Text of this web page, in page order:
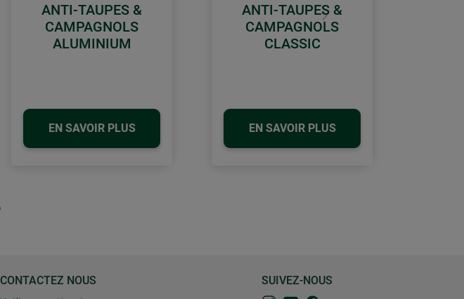
ANTI-TAUPES &
CAMPAGNOLS
ALUMINIUM
EN SAVOIR PLUS
ANTI-TAUPES &
CAMPAGNOLS
CLASSIC
EN SAVOIR PLUS
Continuer
CONTACTEZ NOUS SUIVEZ-NOUS